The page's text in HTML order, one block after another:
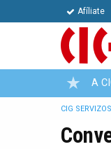
Afíliate
A
CIG SERVIZOS